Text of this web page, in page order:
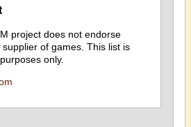
project does not endorse
of games. This list is
only.